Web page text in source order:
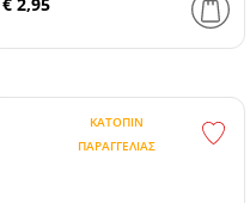
ΚΑΤΌΠΙΝ
ΠΑΡΑΓΓΕΛΊΑΣ